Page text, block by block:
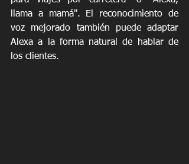
llama a mamá". El reconocimiento de
voz mejorado también puede adaptar
Alexa a la forma natural de hablar de
los clientes.